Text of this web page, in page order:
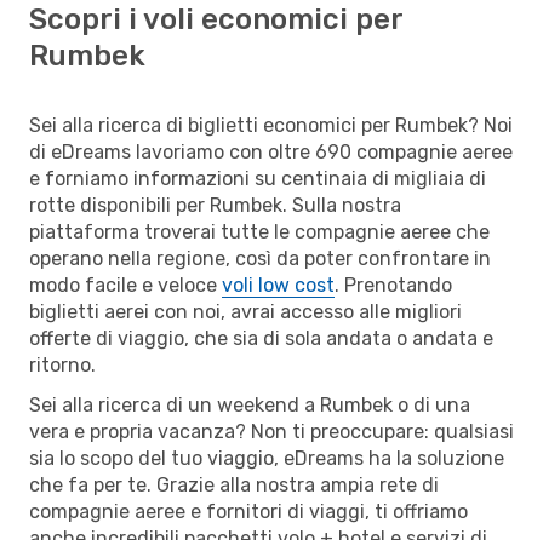
Scopri i voli economici per
Rumbek
Sei alla ricerca di biglietti economici per Rumbek? Noi
di eDreams lavoriamo con oltre 690 compagnie aeree
e forniamo informazioni su centinaia di migliaia di
rotte disponibili per Rumbek. Sulla nostra
piattaforma troverai tutte le compagnie aeree che
operano nella regione, così da poter confrontare in
modo facile e veloce voli low cost. Prenotando
biglietti aerei con noi, avrai accesso alle migliori
offerte di viaggio, che sia di sola andata o andata e
ritorno.
Sei alla ricerca di un weekend a Rumbek o di una
vera e propria vacanza? Non ti preoccupare: qualsiasi
sia lo scopo del tuo viaggio, eDreams ha la soluzione
che fa per te. Grazie alla nostra ampia rete di
compagnie aeree e fornitori di viaggi, ti offriamo